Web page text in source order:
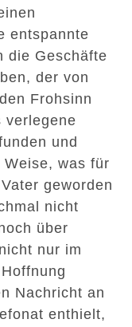
entspannte
die Geschäfte
der von
Frohsinn
verlegene
und
was für
geworden
nicht
über
nur im
Nachricht an
enthielt,